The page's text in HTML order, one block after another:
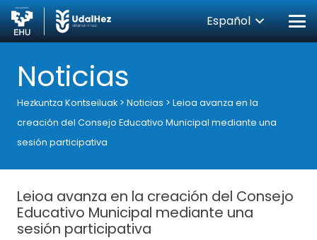
Español
Noticias
Hezkuntza Kontseiluak > Noticias > Leioa avanza en la
creación del Consejo Educativo Municipal mediante una
sesión participativa
Leioa avanza en la creación del Consejo
Educativo Municipal mediante una
sesión participativa